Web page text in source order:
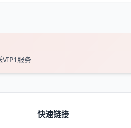
VIP1服务
快速链接